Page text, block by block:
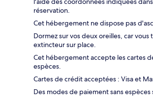
réservation.
Cet hébergement ne dispose pas
Dormez sur vos deux oreilles, car vous
extincteur sur place.
Cet hébergement accepte les cartes
espèces.
Cartes de crédit acceptées : Visa et
Des modes de paiement sans